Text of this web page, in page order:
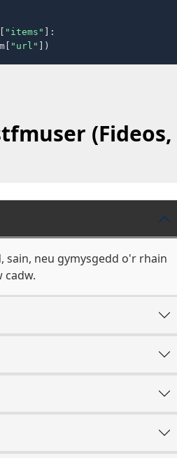
"items" ]:
"url" ])
(Fideos,
sain, neu gymysgedd o'r rhain
cadw.